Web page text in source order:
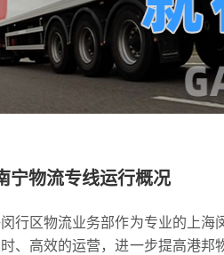
宁物流专线运行概况
行区物流业务部作为专业的上海
、高效的运营，进一步提高港